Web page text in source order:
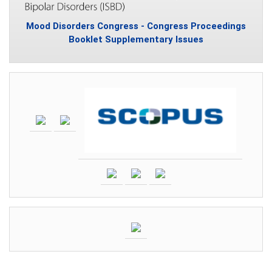
Mood Disorders Congress - Congress Proceedings
Booklet Supplementary Issues